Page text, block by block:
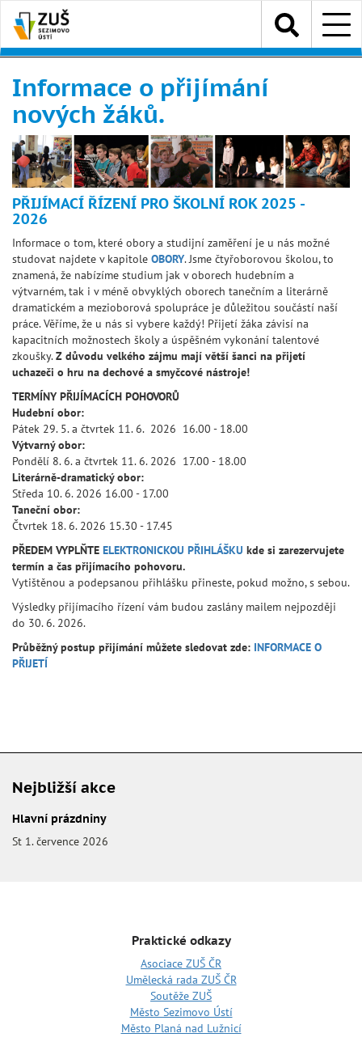
hlavnímu
obsahu
Menu
Informace o přijímání
nových žáků.
PŘIJÍMACÍ ŘÍZENÍ PRO ŠKOLNÍ ROK 2025 -
2026
Informace o tom, které obory a studijní zaměření je u nás možné
studovat najdete v kapitole OBORY. Jsme čtyřoborovou školou, to
znamená, že nabízíme studium jak v oborech hudebním a
výtvarném, tak i v méně obvyklých oborech tanečním a literárně
dramatickém a mezioborová spolupráce je důležitou součástí naší
práce. Věříme, že u nás si vybere každý! Přijetí žáka závisí na
kapacitních možnostech školy a úspěšném vykonání talentové
zkoušky.Z důvodu velkého zájmu mají větší šanci na přijetí
uchazeči o hru na dechové a smyčcové nástroje!
TERMÍNY PŘIJÍMACÍCH POHOVORŮ
Hudební obor:
Pátek 29. 5. a čtvrtek 11. 6. 2026 16.00 - 18.00
Výtvarný obor:
Pondělí 8. 6. a čtvrtek 11. 6. 2026 17.00 - 18.00
Literárně-dramatický obor:
Středa 10. 6. 2026 16.00 - 17.00
Taneční obor:
Čtvrtek 18. 6. 2026 15.30 - 17.45
PŘEDEM VYPLŇTE ELEKTRONICKOU PŘIHLÁŠKU kde si zarezervujete
termín a čas přijímacího pohovoru.
Vytištěnou a podepsanou přihlášku přineste, pokud možno, s sebou.
Výsledky přijímacího řízení vám budou zaslány mailem nejpozději
do 30. 6. 2026.
Průběžný postup přijímání můžete sledovat zde: INFORMACE O
PŘIJETÍ
Nejbližší akce
Hlavní prázdniny
St 1. července 2026
Praktické odkazy
Asociace ZUŠ ČR
Umělecká rada ZUŠ ČR
Soutěže ZUŠ
Město Sezimovo Ústí
Město Planá nad Lužnicí